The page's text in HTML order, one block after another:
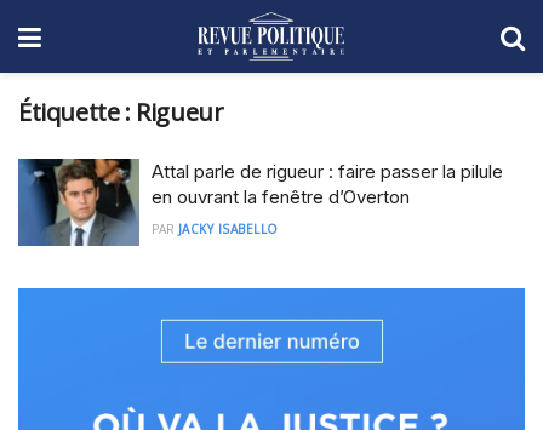
Étiquette : Rigueur
Attal parle de rigueur : faire passer la pilule
en ouvrant la fenêtre d’Overton
PAR JACKY ISABELLO